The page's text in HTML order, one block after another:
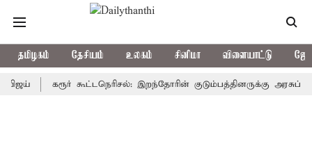
தமிழகம் தேசியம் உலகம் சினிமா விளையாட்டு
கரூர் கூட்டநெரிசல்: இறந்தோரின் குடும்பத்தினருக்கு அரசுப்பணி